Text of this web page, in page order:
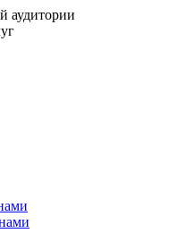
аудитории